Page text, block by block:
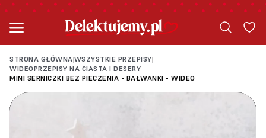
STRONA GŁÓWNA|WSZYSTKIE PRZEPISY|
WIDEOPRZEPISY NA CIASTA I DESERY|
MINI SERNICZKI BEZ PIECZENIA - BAŁWANKI - WIDEO
Loading